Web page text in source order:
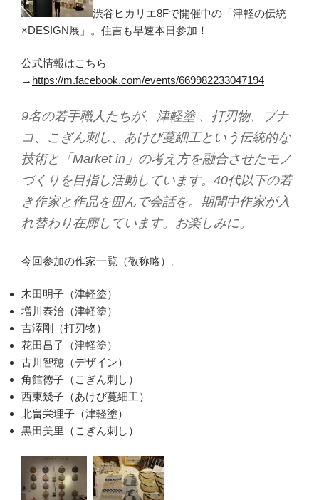
渋谷ヒカリエ8Fで開催中の「津軽の伝統
×DESIGN展」。住吉も早速本日参加！
公式情報はこちら
→ https://m.facebook.com/events/669982233047194
9名の若手職人たちが、津軽塗 、打刃物、ブナ
コ、こぎん刺し、あけび蔓細工という伝統的な
技術と「Market in」の考え方を融合させたモノ
づくりを目指し活動しています。40代以下の若
き作家と作品を囲んで会話を。期間中作家が入
れ替わり在廊しています。お楽しみに。
今回参加の作家一覧（敬称略）。
木田明子（津軽塗）
増川泰治（津軽塗）
吉澤剛（打刃物）
花田昌子（津軽塗）
古川智穂（デザイン）
角館徳子（こぎん刺し）
西東幾子（あけび蔓細工）
北畠栄理子（津軽塗）
黒田美里（こぎん刺し）